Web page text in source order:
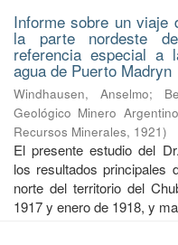
Informe sobre un viaje
la parte nordeste
referencia especial a
agua de Puerto Madryn
Windhausen, Anselmo;
Geológico Minero
Recursos Minerales, 1921)
El presente estudio del
los resultados principales
norte del territorio del
1917 y enero de 1918, y